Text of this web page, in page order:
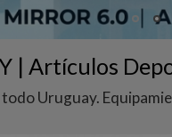
| Artículos
Uruguay.